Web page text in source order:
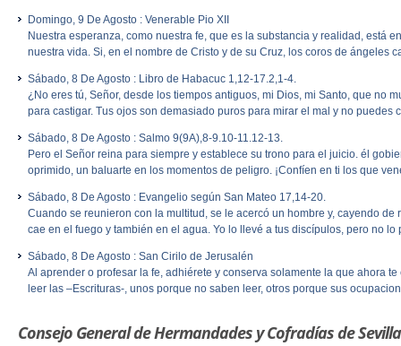
Domingo, 9 De Agosto : Venerable Pio XII
Nuestra esperanza, como nuestra fe, que es la substancia y realidad, está
nuestra vida. Si, en el nombre de Cristo y de su Cruz, los coros de ángeles
Sábado, 8 De Agosto : Libro de Habacuc 1,12-17.2,1-4.
¿No eres tú, Señor, desde los tiempos antiguos, mi Dios, mi Santo, que no
para castigar. Tus ojos son demasiado puros para mirar el mal y no
Sábado, 8 De Agosto : Salmo 9(9A),8-9.10-11.12-13.
Pero el Señor reina para siempre y establece su trono para el juicio. él
oprimido, un baluarte en los momentos de peligro. ¡Confíen en ti los que
Sábado, 8 De Agosto : Evangelio según San Mateo 17,14-20.
Cuando se reunieron con la multitud, se le acercó un hombre y, cayendo
cae en el fuego y también en el agua. Yo lo llevé a tus discípulos, pero no
Sábado, 8 De Agosto : San Cirilo de Jerusalén
Al aprender o profesar la fe, adhiérete y conserva solamente la que ahora
leer las –Escrituras-, unos porque no saben leer, otros porque sus
Consejo General de Hermandades y Cofradías de Sevilla